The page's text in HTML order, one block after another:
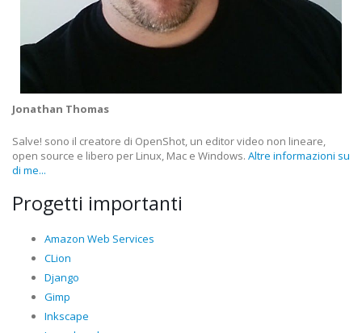
Jonathan Thomas
Salve! sono il creatore di OpenShot, un editor video non lineare,
open source e libero per Linux, Mac e Windows. Altre informazioni su
di me...
Progetti importanti
Amazon Web Services
CLion
Django
Gimp
Inkscape